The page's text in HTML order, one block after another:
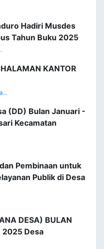
Hadiri Musdes
Tahun Buku 2025
KANTOR
(DD) Bulan Januari -
Kecamatan
Pembinaan untuk
Publik di Desa
DESA) BULAN
2025 Desa